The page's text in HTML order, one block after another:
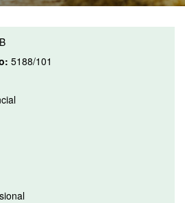
5188/101